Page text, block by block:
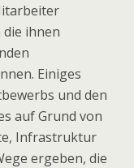
ihnen
Einiges
und den
auf Grund von
Infrastruktur
ergeben, die